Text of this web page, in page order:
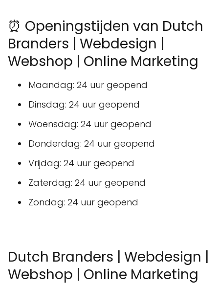
⏰ Openingstijden van Dutch
Branders | Webdesign |
Webshop | Online Marketing
Maandag: 24 uur geopend
Dinsdag: 24 uur geopend
Woensdag: 24 uur geopend
Donderdag: 24 uur geopend
Vrijdag: 24 uur geopend
Zaterdag: 24 uur geopend
Zondag: 24 uur geopend
Dutch Branders | Webdesign |
Webshop | Online Marketing